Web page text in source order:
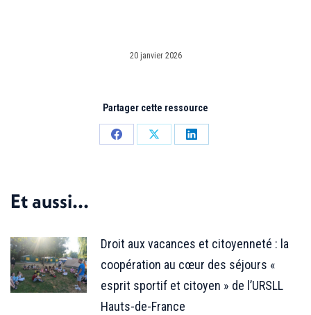
20 janvier 2026
Partager cette ressource
PartagerPartagerPartager
Et aussi...
Droit aux vacances et citoyenneté : la
coopération au cœur des séjours «
esprit sportif et citoyen » de l’URSLL
Hauts-de-France